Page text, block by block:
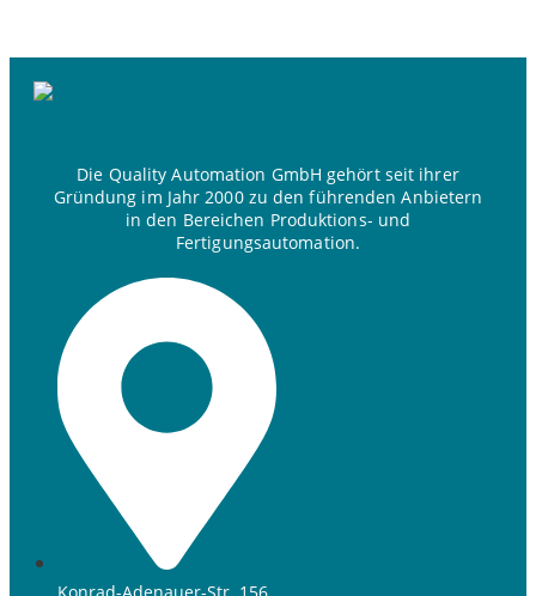
Die Quality Automation GmbH gehört seit ihrer
Gründung im Jahr 2000 zu den führenden Anbietern
in den Bereichen Produktions- und
Fertigungsautomation.